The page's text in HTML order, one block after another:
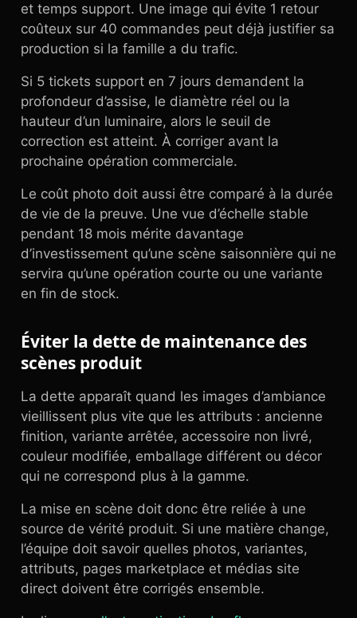
et temps support. Une image qui évite 1 retour
coûteux sur 40 commandes peut déjà justifier sa
production si la famille a du trafic.
Si 5 tickets support en 7 jours demandent la
profondeur d’assise, le diamètre réel ou la
hauteur d’un luminaire, alors le seuil de
correction est atteint. À corriger avant la
prochaine opération commerciale.
Le coût photo doit aussi être comparé à la durée
de vie de la preuve. Une vue d’échelle stable
pendant 18 mois mérite davantage
d’investissement qu’une scène saisonnière qui ne
servira qu’une opération courte ou une variante
en fin de stock.
Éviter la dette de maintenance des
scènes produit
La dette apparaît quand les images d’ambiance
vieillissent plus vite que les attributs : ancienne
finition, variante arrêtée, accessoire non livré,
couleur modifiée, emballage différent ou décor
qui ne correspond plus à la gamme.
La mise en scène doit donc être reliée à une
source de vérité produit. Si une matière change,
l’équipe doit savoir quelles photos, variantes,
attributs, pages marketplace et médias site
direct doivent être corrigés ensemble.